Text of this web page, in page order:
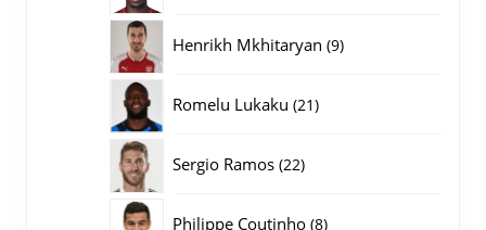
Henrikh Mkhitaryan 99
Romelu Lukaku 2121
Sergio Ramos 2222
Philippe Coutinho 88